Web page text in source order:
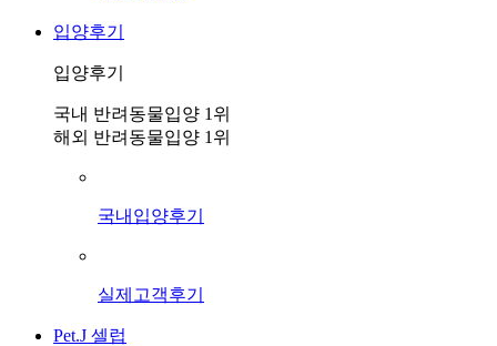
입양후기
입양후기
국내 반려동물입양 1위
해외 반려동물입양 1위
국내입양후기
실제고객후기
Pet.J 셀럽